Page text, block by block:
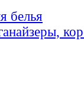
белья